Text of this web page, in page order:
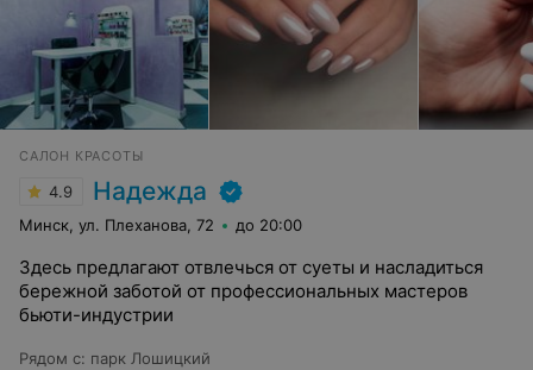
САЛОН КРАСОТЫ
4.9 Надежда
Минск, ул. Плеханова, 72 до 20:00
Здесь предлагают отвлечься от суеты и насладиться
бережной заботой от профессиональных мастеров
бьюти-индустрии
Рядом с: парк Лошицкий